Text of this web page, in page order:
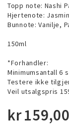
Topp note: Nashi
Hjertenote:
Bunnote: Vanilje,
150ml
*Forhandler:
Minimumsantall 6
Testere ikke
Veil utsalgspris
kr159,00